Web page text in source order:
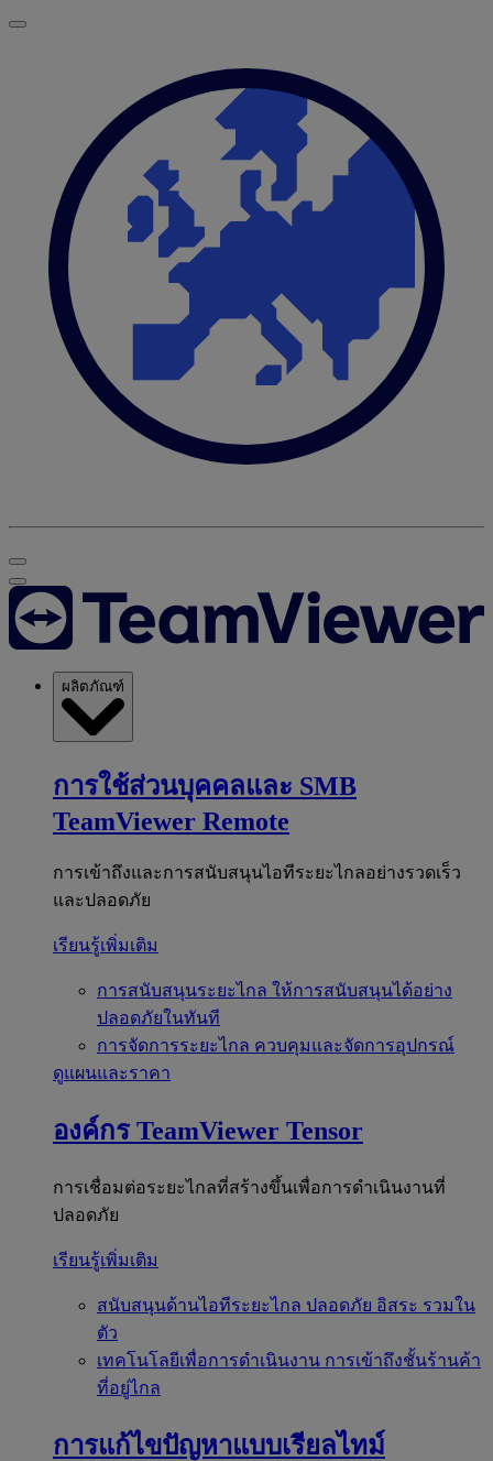
ผลิตภัณฑ์
การใช้ส่วนบุคคลและ SMB
TeamViewer Remote
การเข้าถึงและการสนับสนุนไอทีระยะไกลอย่างรวดเร็ว
และปลอดภัย
เรียนรู้เพิ่มเติม
การสนับสนุนระยะไกล ให้การสนับสนุนได้อย่าง
ปลอดภัยในทันที
การจัดการระยะไกล ควบคุมและจัดการอุปกรณ์
ดูแผนและราคา
องค์กร TeamViewer Tensor
การเชื่อมต่อระยะไกลที่สร้างขึ้นเพื่อการดำเนินงานที่
ปลอดภัย
เรียนรู้เพิ่มเติม
สนับสนุนด้านไอทีระยะไกล ปลอดภัย อิสระ รวมใน
ตัว
เทคโนโลยีเพื่อการดำเนินงาน การเข้าถึงชั้นร้านค้า
ที่อยู่ไกล
การแก้ไขปัญหาแบบเรียลไทม์